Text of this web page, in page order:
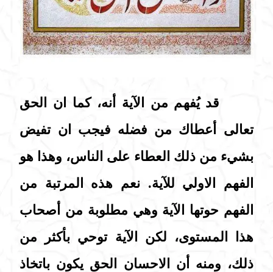
قد يُفهم من الآية أنه، كما ان الحق
تعالى أعطاك من فضله فيجب ان تفيض
بشيء من ذلك العطاء على الناس، وهذا هو
الفهم الاولي للآية. نعم هذه المرتبة من
الفهم حوتها الآية وهي مطلوبة من أصحاب
هذا المستوى، لكن الآية توحي بأكثر من
ذلك، ومنه أن الاحسان الحق يكون باتخاذ